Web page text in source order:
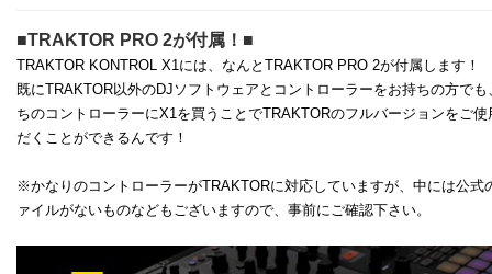
■TRAKTOR PRO 2が付属！■
TRAKTOR KONTROL X1には、なんとTRAKTOR PRO 2が付属します！
既にTRAKTOR以外のDJソフトウェアとコントローラーをお持ちの方でも
ちのコントローラーにX1を買うことでTRAKTORのフルバージョンをご使
だくことができるんです！
※かなりのコントローラーがTRAKTORに対応していますが、中には公式
ァイルがないものなどもございますので、事前にご確認下さい。